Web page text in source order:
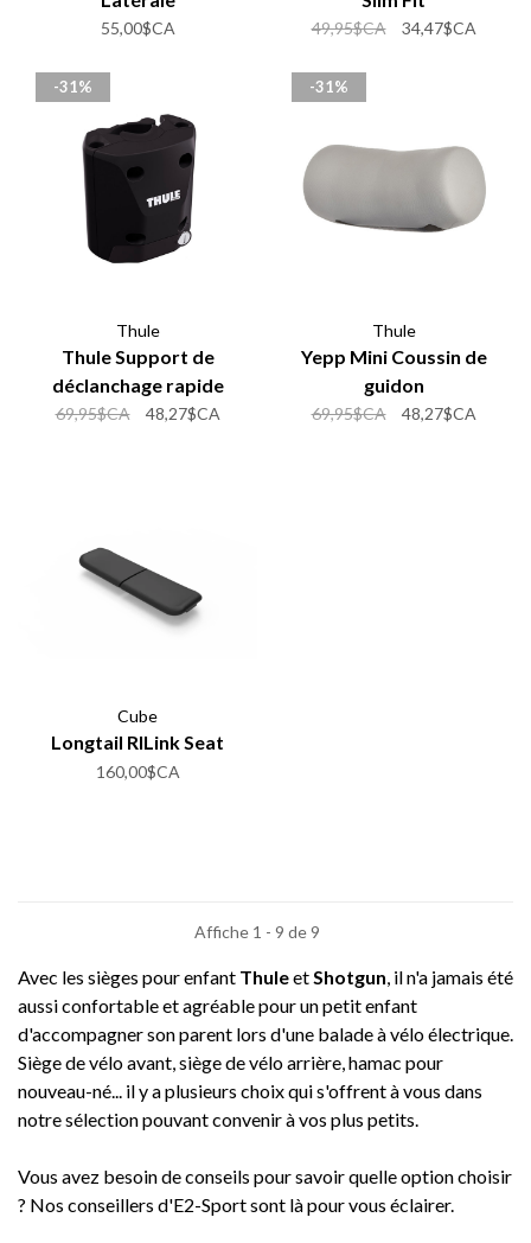
55,00$CA 49,95$CA 34,47$CA
-31%
Thule
Thule Support de
déclanchage rapide
69,95$CA 48,27$CA
-31%
Thule
Yepp Mini Coussin de
guidon
69,95$CA 48,27$CA
Cube
Longtail RILink Seat
160,00$CA
Affiche 1 - 9 de 9
Avec les sièges pour enfant ThuleetShotgun, il n'a jamais été
aussi confortable et agréable pour un petit enfant
d'accompagner son parent lors d'une balade à vélo électrique.
Siège de vélo avant, siège de vélo arrière, hamac pour
nouveau-né... il y a plusieurs choix qui s'offrent à vous dans
notre sélection pouvant convenir à vos plus petits.
Vous avez besoin de conseils pour savoir quelle option choisir
? Nos conseillers d'E2-Sport sont là pour vous éclairer.